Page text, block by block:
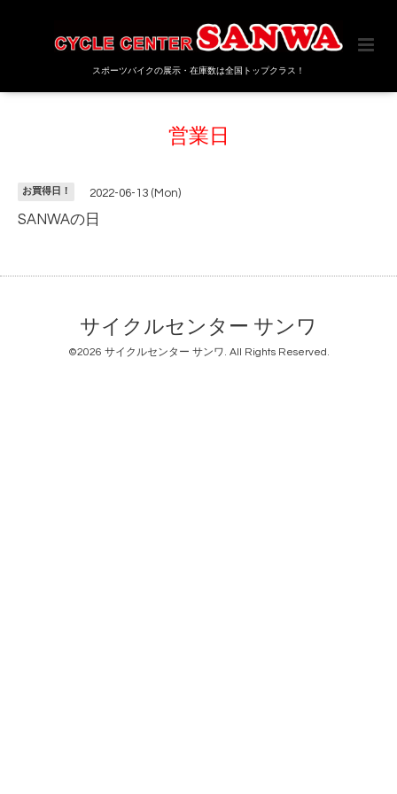
スポーツバイクの展示・在庫数は全国トップクラス！
営業日
お買得日！ 2022-06-13 (Mon)
SANWAの日
サイクルセンター サンワ
©2026 サイクルセンター サンワ. All Rights Reserved.